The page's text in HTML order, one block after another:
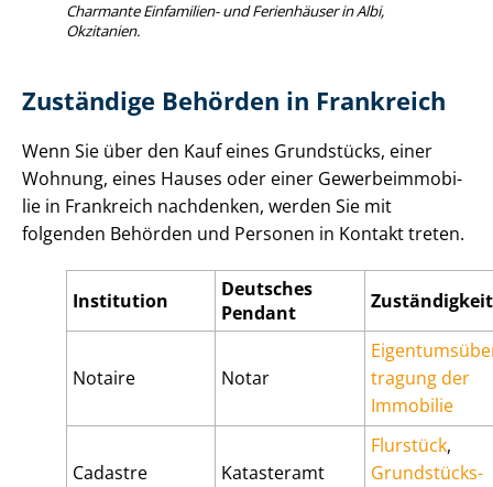
Charmante Einfamilien- und Ferienhäuser in Albi,
Okzitanien.
Zuständige Behörden in Frankreich
Wenn Sie über den Kauf eines Grundstücks, einer
Wohnung, eines Hauses oder einer Ge­wer­be­im­mo­bi­
lie in Frankreich nachdenken, werden Sie mit
folgenden Behörden und Personen in Kontakt treten.
Institution
Deutsches
Pendant
Zuständigkeit
Notaire Notar
tra­gung der
Immobilie
Cadastre Katasteramt
Flurstück,
Grund­stücks­